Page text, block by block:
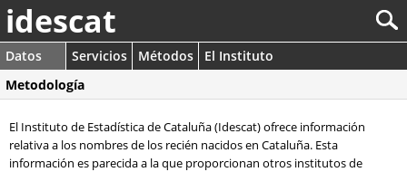
idescat
Datos Servicios Métodos
El Instituto
Metodología
El Instituto de Estadística de Cataluña (Idescat) ofrece información
relativa a los nombres de los recién nacidos en Cataluña. Esta
información es parecida a la que proporcionan otros institutos de